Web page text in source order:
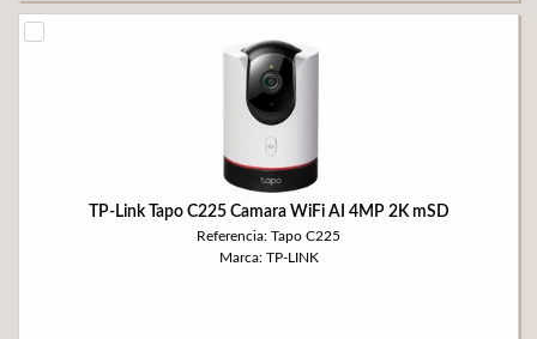
TP-Link Tapo C225 Camara WiFi AI 4MP 2K mSD
Referencia: Tapo C225
Marca: TP-LINK